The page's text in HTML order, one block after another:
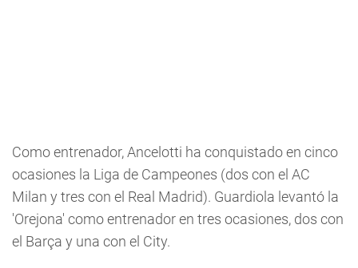
Como entrenador, Ancelotti ha conquistado en cinco
ocasiones la Liga de Campeones (dos con el AC
Milan y tres con el Real Madrid). Guardiola levantó la
'Orejona' como entrenador en tres ocasiones, dos con
el Barça y una con el City.